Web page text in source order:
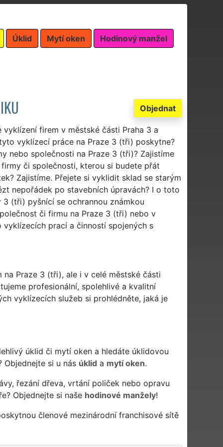
Úklid Mytí oken Hodinový manžel
Objednat
firem v městské části Praha 3 a
vyklízecí práce na Praze 3 (tři) poskytne?
nebo společnosti na Praze 3 (tři)? Zajistíme
či společnosti, kterou si budete přát
Zajistíme. Přejete si vyklidit sklad se starým
nepořádek po stavebních úpravách? I o toto
(tři) pyšnící se ochrannou známkou
či firmu na Praze 3 (tři) nebo v
prací a činností spojených s
Praze 3 (tři), ale i v celé městské části
profesionální, spolehlivé a kvalitní
vyklízecích služeb si prohlédněte, jaká je
úklid či mytí oken a hledáte úklidovou
si u nás úklid a mytí oken.
řezání dřeva, vrtání poliček nebo opravu
Objednejte si naše hodinové manžely!
členové mezinárodní franchisové sítě